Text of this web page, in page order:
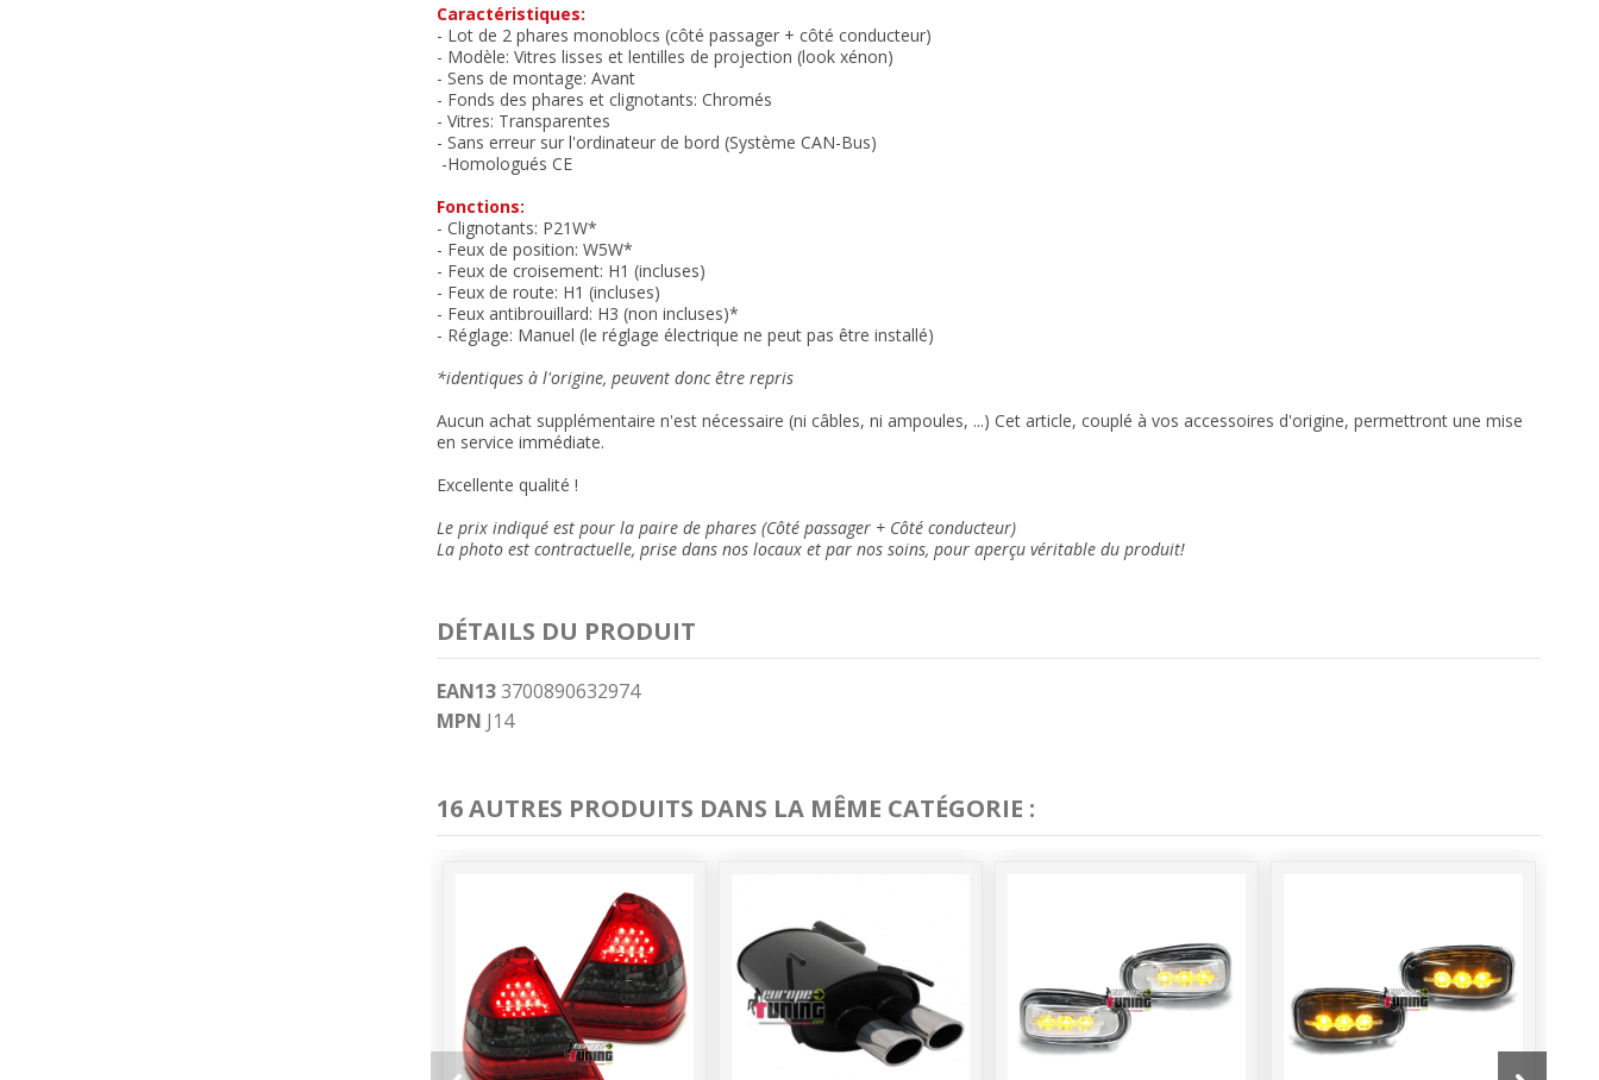
Caractéristiques:
- Lot de 2 phares monoblocs (côté passager + côté conducteur)
- Modèle: Vitres lisses et lentilles de projection (look xénon)
- Sens de montage: Avant
- Fonds des phares et clignotants: Chromés
- Vitres: Transparentes
- Sans erreur sur l'ordinateur de bord (Système CAN-Bus)
-Homologués CE
Fonctions:
- Clignotants: P21W*
- Feux de position: W5W*
- Feux de croisement: H1 (incluses)
- Feux de route: H1 (incluses)
- Feux antibrouillard: H3 (non incluses)*
- Réglage: Manuel (le réglage électrique ne peut pas être installé)
*identiques à l'origine, peuvent donc être repris
Aucun achat supplémentaire n'est nécessaire (ni câbles, ni ampoules, ...) Cet article, couplé à vos accessoires d'origine, permettront une mise
en service immédiate.
Excellente qualité !
Le prix indiqué est pour la paire de phares (Côté passager + Côté conducteur)
La photo est contractuelle, prise dans nos locaux etpar nos soins, pour aperçu véritable du produit!
DÉTAILS DU PRODUIT
EAN13 3700890632974
MPN J14
16 AUTRES PRODUITS DANS LA MÊME CATÉGORIE :